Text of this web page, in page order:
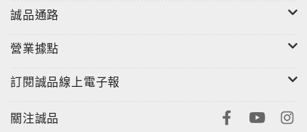
誠品通路
營業據點
訂閱誠品線上電子報
關注誠品